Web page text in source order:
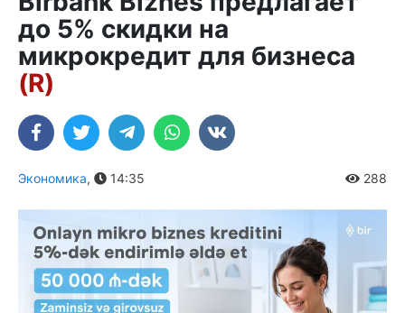
до 5% скидки на
микрокредит для бизнеса
(R)
Экономика, 14:35 288